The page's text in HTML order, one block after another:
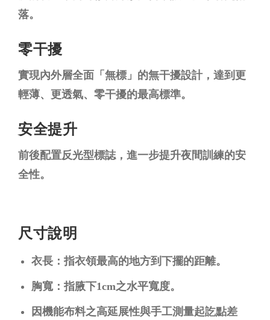
落。
零干擾
實現內外層全面「無標」的無干擾設計，達到更
輕薄、更透氣、零干擾的最高標準。
安全提升
前後配置反光型標誌，進一步提升夜間訓練的安
全性。
尺寸說明
衣長：指衣領最高的地方到下擺的距離。
胸寬：指腋下1cm之水平寬度。
因機能布料之高延展性與手工測量起訖點差